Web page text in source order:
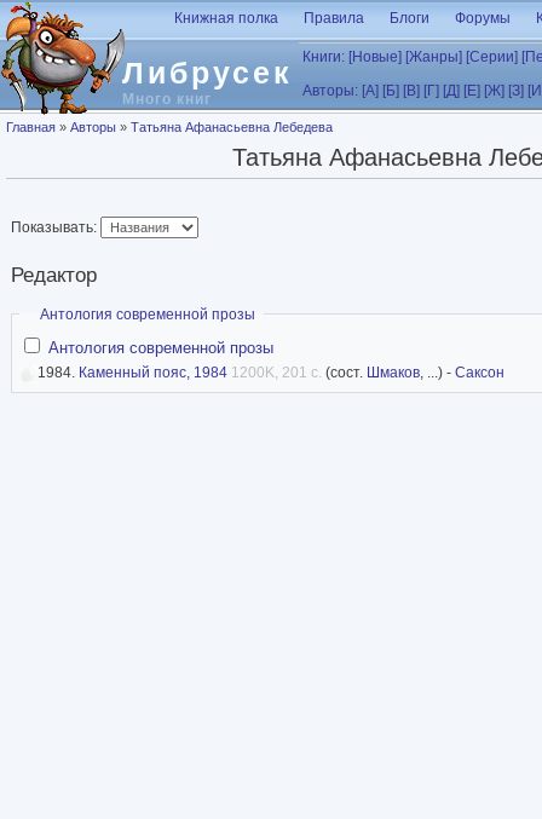
Перейти к основному содержанию
Либрусек
Много книг
Книжная полка Правила Блоги Форумы
Книги: [Новые] [Жанры] [Серии]
Авторы: [А] [Б] [В] [Г] [Д] [Е] [Ж] [З]
Вы здесь
Главная » Авторы » Татьяна Афанасьевна Лебедева
Татьяна Афанасьевна
Показывать:
Редактор
Скрыть
Антология современной прозы
Антология современной прозы
1984. Каменный пояс, 1984 1200K, 201 с. (сост. Шмаков, ...) - Саксон